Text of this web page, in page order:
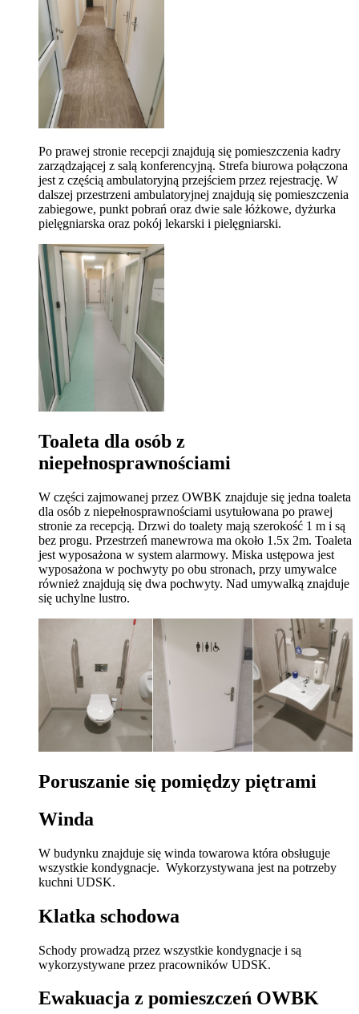
Po prawej stronie recepcji znajdują się pomieszczenia kadry
zarządzającej z salą konferencyjną. Strefa biurowa połączona
jest z częścią ambulatoryjną przejściem przez rejestrację. W
dalszej przestrzeni ambulatoryjnej znajdują się pomieszczenia
zabiegowe, punkt pobrań oraz dwie sale łóżkowe, dyżurka
pielęgniarska oraz pokój lekarski i pielęgniarski.
Toaleta dla osób z
niepełnosprawnościami
W części zajmowanej przez OWBK znajduje się jedna toaleta
dla osób z niepełnosprawnościami usytułowana po prawej
stronie za recepcją. Drzwi do toalety mają szerokość 1 m i są
bez progu. Przestrzeń manewrowa ma około 1.5x 2m. Toaleta
jest wyposażona w system alarmowy. Miska ustępowa jest
wyposażona w pochwyty po obu stronach, przy umywalce
również znajdują się dwa pochwyty. Nad umywalką znajduje
się uchylne lustro.
Poruszanie się pomiędzy piętrami
Winda
W budynku znajduje się winda towarowa która obsługuje
wszystkie kondygnacje. Wykorzystywana jest na potrzeby
kuchni UDSK.
Klatka schodowa
Schody prowadzą przez wszystkie kondygnacje i są
wykorzystywane przez pracowników UDSK.
Ewakuacja z pomieszczeń OWBK